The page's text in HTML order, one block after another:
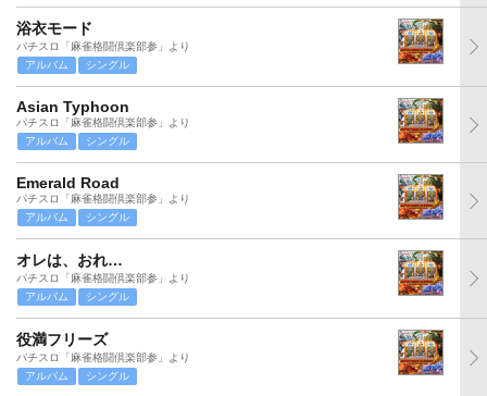
浴衣モード
パチスロ「麻雀格闘倶楽部参」より
アルバム
シングル
Asian Typhoon
パチスロ「麻雀格闘倶楽部参」より
アルバム
シングル
Emerald Road
パチスロ「麻雀格闘倶楽部参」より
アルバム
シングル
オレは、おれ…
パチスロ「麻雀格闘倶楽部参」より
アルバム
シングル
役満フリーズ
パチスロ「麻雀格闘倶楽部参」より
アルバム
シングル